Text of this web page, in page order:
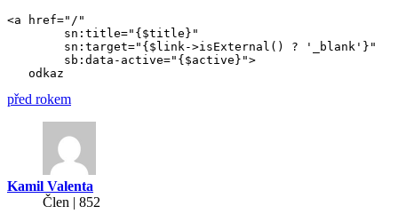
<a href="/"
před rokem
Kamil Valenta
Člen | 852